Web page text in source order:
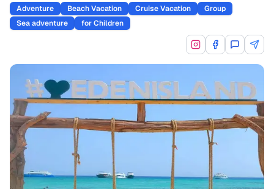
Adventure Beach Vacation Cruise Vacation
Group
Sea adventure
for Children